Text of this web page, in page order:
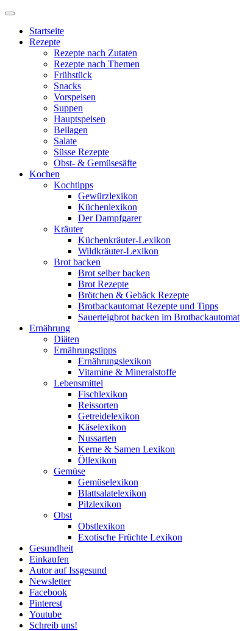
Startseite
Rezepte
Rezepte nach Zutaten
Rezepte nach Themen
Frühstück
Snacks
Vorspeisen
Suppen
Hauptspeisen
Beilagen
Salate
Süsse Rezepte
Obst- & Gemüsesäfte
Kochen
Kochtipps
Gewürzlexikon
Küchenlexikon
Der Dampfgarer
Kräuter
Küchenkräuter-Lexikon
Wildkräuter-Lexikon
Brot backen
Brot selber backen
Brot Rezepte
Brötchen & Gebäck Rezepte
Brotbackautomat Rezepte und Tipps
Sauerteigbrot backen im Brotbackautomat
Ernährung
Diäten
Ernährungstipps
Ernährungslexikon
Vitamine & Mineralstoffe
Lebensmittel
Fischlexikon
Reissorten
Getreidelexikon
Käselexikon
Nussarten
Kerne & Samen Lexikon
Öllexikon
Gemüse
Gemüselexikon
Blattsalatelexikon
Pilzlexikon
Obst
Obstlexikon
Exotische Früchte Lexikon
Gesundheit
Einkaufen
Autor auf Issgesund
Newsletter
Facebook
Pinterest
Youtube
Schreib uns!